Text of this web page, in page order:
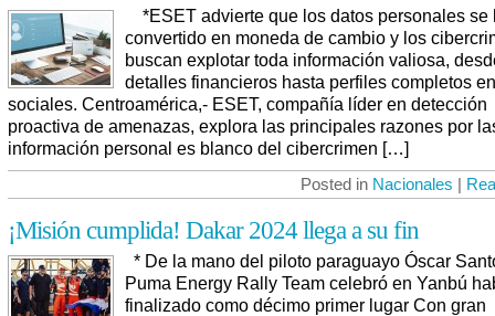
*ESET advierte que los datos personales se
convertido en moneda de cambio y los
buscan explotar toda información valiosa,
detalles financieros hasta perfiles completos
sociales. Centroamérica,- ESET, compañía líder en detección
proactiva de amenazas, explora las principales razones por
información personal es blanco del cibercrimen […]
Posted in Nacionales |
¡Misión cumplida! Dakar 2024 llega a su fin
* De la mano del piloto paraguayo Óscar
Puma Energy Rally Team celebró en Yanbú
finalizado como décimo primer lugar Con gran